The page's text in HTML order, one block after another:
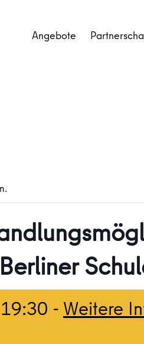
Angebote
19:30 - Weitere